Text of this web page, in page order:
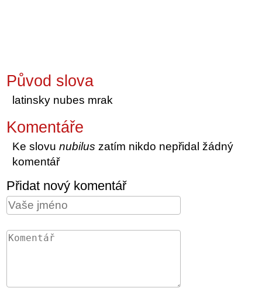
Původ slova
latinsky nubes mrak
Komentáře
Ke slovunubilus zatím nikdo nepřidal žádný
komentář
Přidat nový komentář